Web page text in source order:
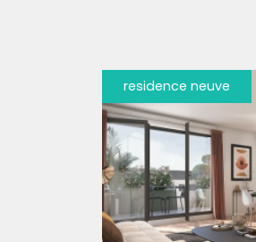
residence neuve